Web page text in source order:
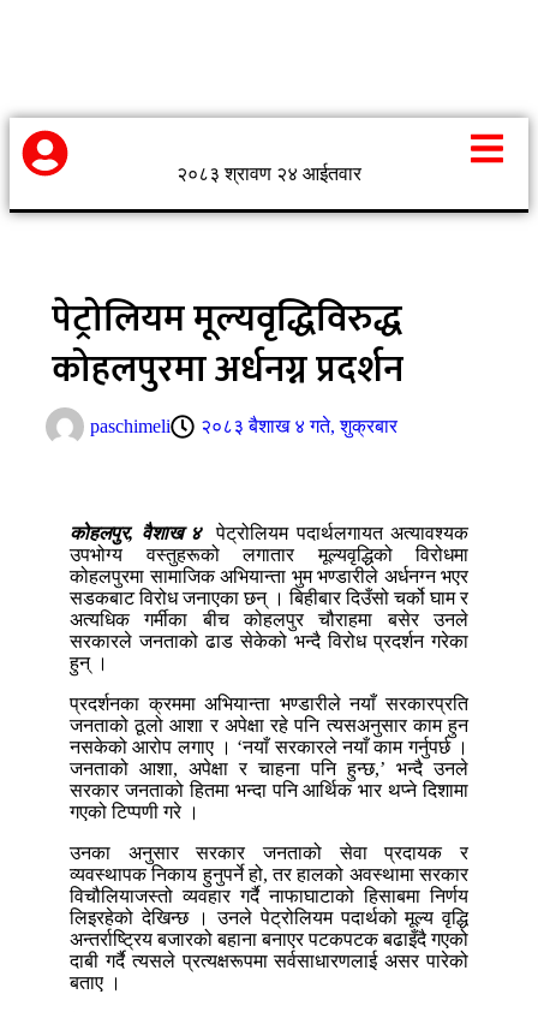
२०८३ श्रावण २४ आईतवार
पेट्रोलियम मूल्यवृद्धिविरुद्ध
कोहलपुरमा अर्धनग्न प्रदर्शन
paschimeli २०८३ बैशाख ४ गते, शुक्रबार
कोहलपुर, वैशाख ४पेट्रोलियम पदार्थलगायत अत्यावश्यक
उपभोग्य वस्तुहरूको लगातार मूल्यवृद्धिको विरोधमा
कोहलपुरमा सामाजिक अभियान्ता भुम भण्डारीले अर्धनग्न भएर
सडकबाट विरोध जनाएका छन् । बिहीबार दिउँसो चर्को घाम र
अत्यधिक गर्मीका बीच कोहलपुर चौराहमा बसेर उनले
सरकारले जनताको ढाड सेकेको भन्दै विरोध प्रदर्शन गरेका
हुन् ।
प्रदर्शनका क्रममा अभियान्ता भण्डारीले नयाँ सरकारप्रति
जनताको ठूलो आशा र अपेक्षा रहे पनि त्यसअनुसार काम हुन
नसकेको आरोप लगाए । ‘नयाँ सरकारले नयाँ काम गर्नुपर्छ ।
जनताको आशा, अपेक्षा र चाहना पनि हुन्छ,’ भन्दै उनले
सरकार जनताको हितमा भन्दा पनि आर्थिक भार थप्ने दिशामा
गएको टिप्पणी गरे ।
उनका अनुसार सरकार जनताको सेवा प्रदायक र
व्यवस्थापक निकाय हुनुपर्ने हो, तर हालको अवस्थामा सरकार
विचौलियाजस्तो व्यवहार गर्दै नाफाघाटाको हिसाबमा निर्णय
लिइरहेको देखिन्छ । उनले पेट्रोलियम पदार्थको मूल्य वृद्धि
अन्तर्राष्ट्रिय बजारको बहाना बनाएर पटकपटक बढाइँदै गएको
दाबी गर्दै त्यसले प्रत्यक्षरूपमा सर्वसाधारणलाई असर पारेको
बताए ।